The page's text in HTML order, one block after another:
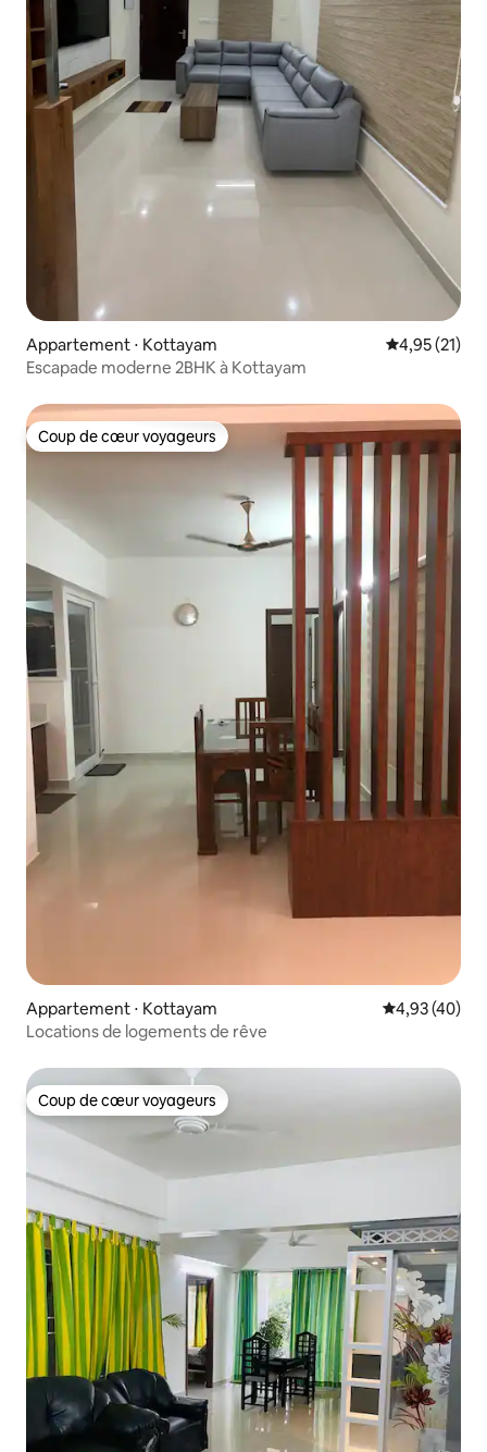
Appartement ⋅ Kottayam Évaluation
4,95 (21)
Escapade moderne 2BHK à Kottayam
Coup de cœur voyageurs
Coup de cœur voyageurs
Appartement ⋅ Kottayam Évaluation
4,93 (40)
Locations de logements de rêve
Coup de cœur voyageurs
Coup de cœur voyageurs